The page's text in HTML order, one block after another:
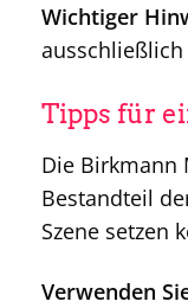
Wichtiger
Tipps für
Die Birkmann
Bestandteil
Szene setzen
Verwenden